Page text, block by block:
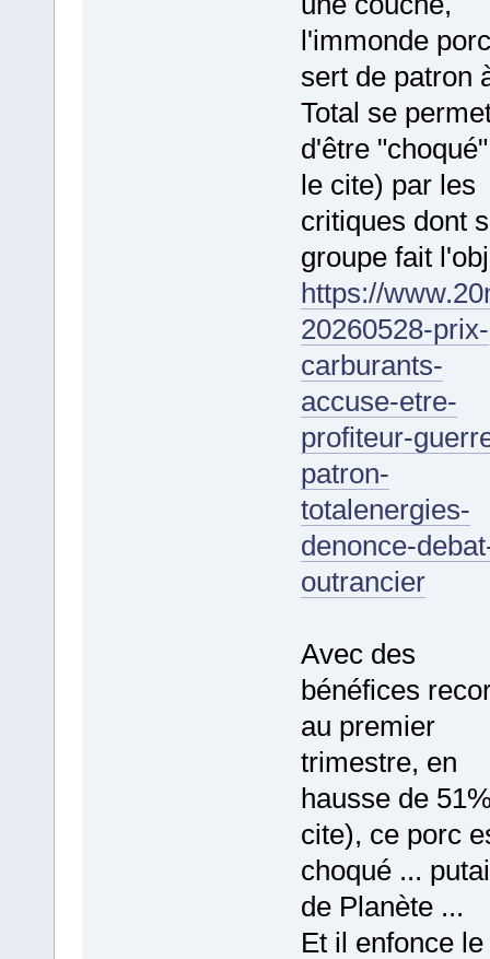
l'immonde
sert de patron
Total se
d'être
le cite) par les
critiques dont
groupe fait
https://
20260528-prix-
carburants-
accuse-etre-
profiteur-
patron-
totalenergies-
denonce-
outrancier
Avec des
bénéfices
au premier
trimestre, en
hausse de
cite), ce porc
choqué ...
de Planète ...
Et il enfonce le